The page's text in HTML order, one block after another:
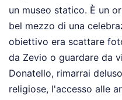
un museo statico. È un
bel mezzo di una
obiettivo era scattare
da Zevio o guardare da
Donatello, rimarrai
religiose, l'accesso alle